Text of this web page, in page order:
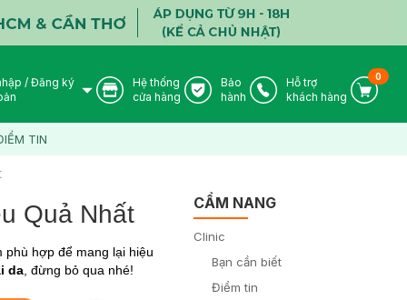
User Icon
/ Đăng ký
Store Icon
Hệ thống
cửa hàng
Warranty Icon
Bảo
hành
Phone Icon
Hỗ trợ
khách hàng
Cart
0
TIN
Quả Nhất
phù hợp để mang lại hiệu
da , đừng bỏ qua nhé!
CẨM NANG
Clinic
Bạn cần biết
Điểm tin